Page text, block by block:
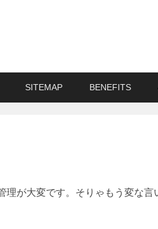
SITEMAP BENEFITS
が大変です。そりゃもう変な言